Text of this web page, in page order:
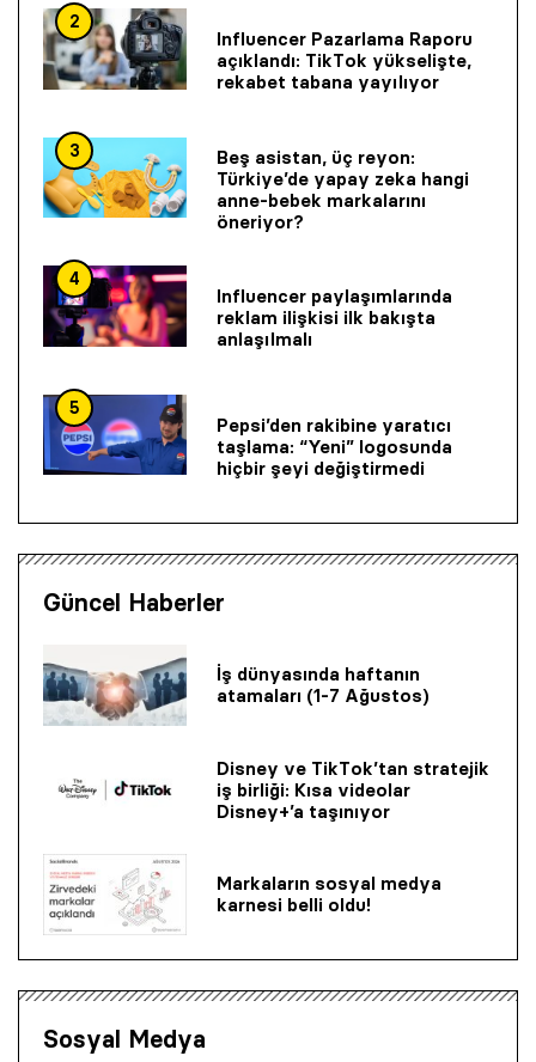
2
Influencer Pazarlama Raporu
açıklandı: TikTok yükselişte,
rekabet tabana yayılıyor
3
Beş asistan, üç reyon:
Türkiye’de yapay zeka hangi
anne-bebek markalarını
öneriyor?
4
Influencer paylaşımlarında
reklam ilişkisi ilk bakışta
anlaşılmalı
5
Pepsi’den rakibine yaratıcı
taşlama: “Yeni” logosunda
hiçbir şeyi değiştirmedi
Güncel Haberler
İş dünyasında haftanın
atamaları (1-7 Ağustos)
Disney ve TikTok’tan stratejik
iş birliği: Kısa videolar
Disney+’a taşınıyor
Markaların sosyal medya
karnesi belli oldu!
Sosyal Medya